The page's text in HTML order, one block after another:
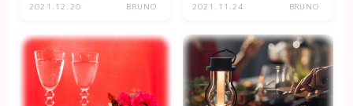
2021.12.20 BRUNO 2021.11.24 BRUNO